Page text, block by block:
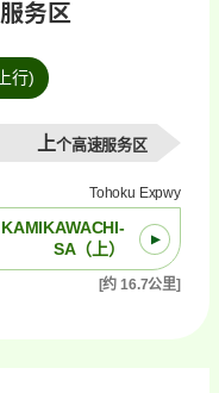
务区
行)
上个高速服务区
Tohoku Expwy
KAMIKAWACHI-
SA（上）
[约 16.7公里]